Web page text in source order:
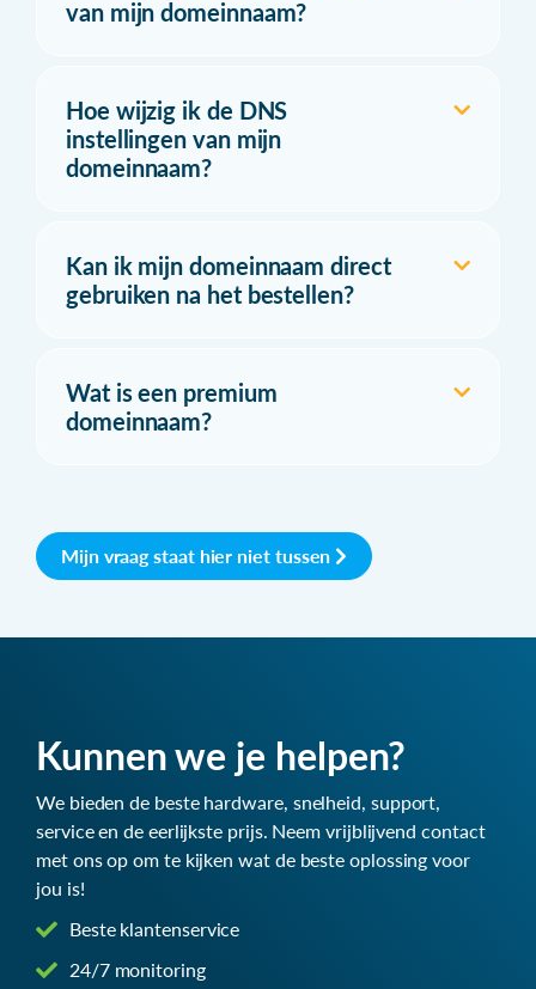
van mijn domeinnaam?
Hoe wijzig ik de DNS
instellingen van mijn
domeinnaam?
Kan ik mijn domeinnaam direct
gebruiken na het bestellen?
Wat is een premium
domeinnaam?
Mijn vraag staat hier niet tussen
Kunnen we je helpen?
We bieden de beste hardware, snelheid, support,
service en de eerlijkste prijs. Neem vrijblijvend contact
met ons op om te kijken wat de beste oplossing voor
jou is!
Beste klantenservice
24/7 monitoring